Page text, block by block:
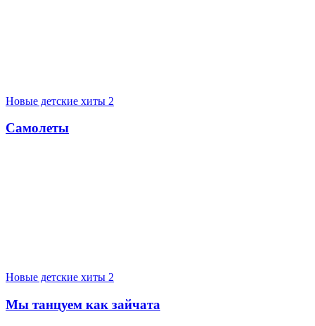
Новые детские хиты 2
Самолеты
Новые детские хиты 2
Мы танцуем как зайчата